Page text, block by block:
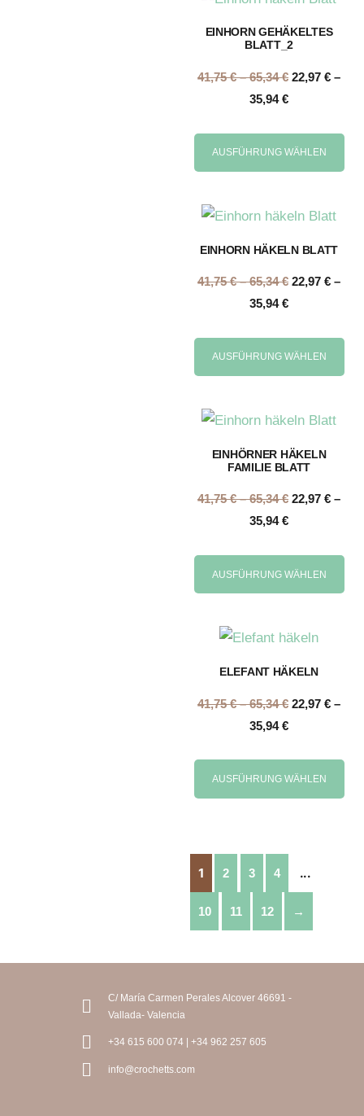
EINHORN GEHÄKELTES
BLATT_2
41,75€ –65,34€ 22,97 € –
35,94€
AUSFÜHRUNG WÄHLEN
EINHORN HÄKELN BLATT
41,75€ –65,34€ 22,97 € –
35,94€
AUSFÜHRUNG WÄHLEN
EINHÖRNER HÄKELN
FAMILIE BLATT
41,75€ –65,34€ 22,97 € –
35,94€
AUSFÜHRUNG WÄHLEN
ELEFANT HÄKELN
41,75€ –65,34€ 22,97 € –
35,94€
AUSFÜHRUNG WÄHLEN
1 2 3 4 ...
10 11 12 →
C/ María Carmen Perales Alcover 46691 -
Vallada- Valencia
+34 615 600 074 | +34 962 257 605
info@crochetts.com